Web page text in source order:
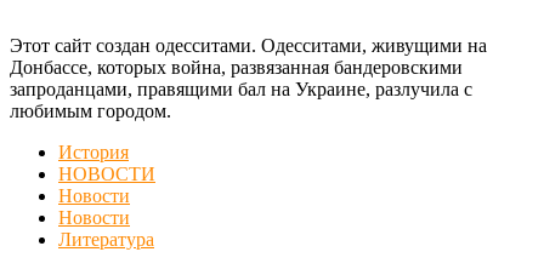
Этот сайт создан одесситами. Одесситами, живущими на
Донбассе, которых война, развязанная бандеровскими
запроданцами, правящими бал на Украине, разлучила с
любимым городом.
История
НОВОСТИ
Новости
Новости
Литература